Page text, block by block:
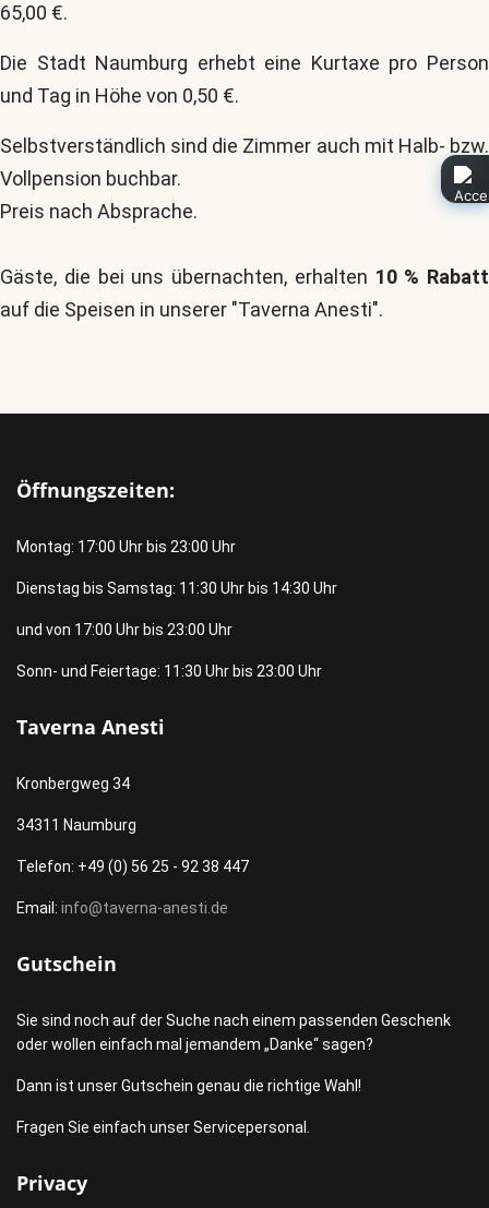
65,00 €.
Die Stadt Naumburg erhebt eine Kurtaxe pro Person
und Tag in Höhe von 0,50 €.
Selbstverständlich sind die Zimmer auch mit Halb- bzw.
Vollpension buchbar.
Preis nach Absprache.
Gäste, die bei uns übernachten, erhalten 10 % Rabatt
auf die Speisen in unserer "Taverna Anesti".
Öffnungszeiten:
Montag: 17:00 Uhr bis 23:00 Uhr
Dienstag bis Samstag: 11:30 Uhr bis 14:30 Uhr
und von 17:00 Uhr bis 23:00 Uhr
Sonn- und Feiertage: 11:30 Uhr bis 23:00 Uhr
Taverna Anesti
Kronbergweg 34
34311 Naumburg
Telefon: +49 (0) 56 25 - 92 38 447
Email: info@taverna-anesti.de
Gutschein
Sie sind noch auf der Suche nach einem passenden Geschenk
oder wollen einfach mal jemandem „Danke“ sagen?
Dann ist unser Gutschein genau die richtige Wahl!
Fragen Sie einfach unser Servicepersonal.
Privacy